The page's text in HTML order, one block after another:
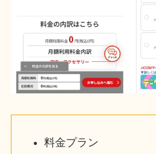
料金プラン